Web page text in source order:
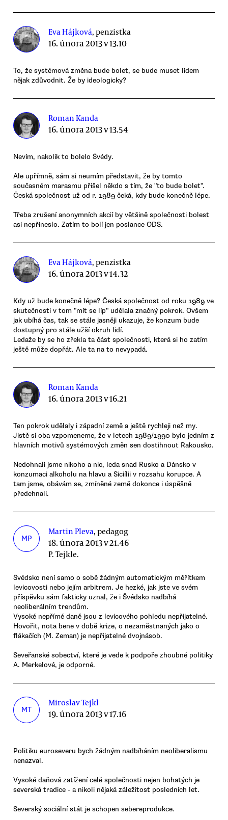
Eva Hájková, penzistka
16. února 2013 v 13.10
To, že systémová změna bude bolet, se bude muset lidem
nějak zdůvodnit. Že by ideologicky?
Roman Kanda
16. února 2013 v 13.54
Nevím, nakolik to bolelo Švédy.
Ale upřímně, sám si neumím představit, že by tomto
současném marasmu přišel někdo s tím, že "to bude bolet".
Česká společnost už od r. 1989 čeká, kdy bude konečně lépe.
Třeba zrušení anonymních akcií by většině společnosti bolest
asi nepřineslo. Zatím to bolí jen poslance ODS.
Eva Hájková, penzistka
16. února 2013 v 14.32
Kdy už bude konečně lépe? Česká společnost od roku 1989 ve
skutečnosti v tom "mít se líp" udělala značný pokrok. Ovšem
jak ubíhá čas, tak se stále jasněji ukazuje, že konzum bude
dostupný pro stále užší okruh lidí.
Ledaže by se ho zřekla ta část společnosti, která si ho zatím
ještě může dopřát. Ale ta na to nevypadá.
Roman Kanda
16. února 2013 v 16.21
Ten pokrok udělaly i západní země a ještě rychleji než my.
Jistě si oba vzpomeneme, že v letech 1989/1990 bylo jedním z
hlavních motivů systémových změn sen dostihnout Rakousko.
Nedohnali jsme nikoho a nic, leda snad Rusko a Dánsko v
konzumaci alkoholu na hlavu a Siciílii v rozsahu korupce. A
tam jsme, obávám se, zmíněné země dokonce i úspěšně
předehnali.
MP
Martin Pleva, pedagog
18. února 2013 v 21.46
P. Tejkle.
Švédsko není samo o sobě žádným automatickým měřítkem
levicovosti nebo jejím arbitrem. Je hezké, jak jste ve svém
příspěvku sám fakticky uznal, že i Švédsko nadbíhá
neoliberálním trendům.
Vysoké nepřímé daně jsou z levicového pohledu nepřijatelné.
Hovořit, nota bene v době krize, o nezaměstnaných jako o
flákačích (M. Zeman) je nepřijatelné dvojnásob.
Seveřanské sobectví, které je vede k podpoře zhoubné politiky
A. Merkelové, je odporné.
MT
Miroslav Tejkl
19. února 2013 v 17.16
Politiku euroseveru bych žádným nadbíháním neoliberalismu
nenazval.
Vysoké daňová zatížení celé společnosti nejen bohatých je
severská tradice - a nikoli nějaká záležitost posledních let.
Severský sociální stát je schopen sebereprodukce.